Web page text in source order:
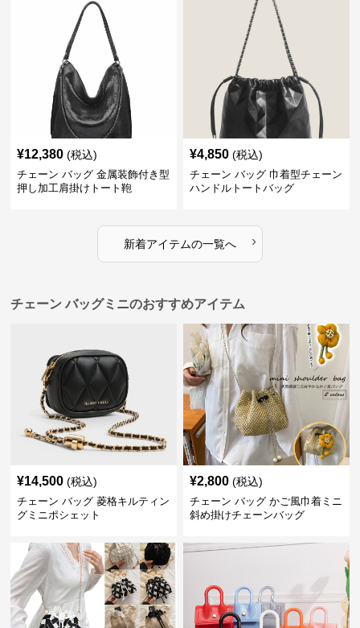
¥12,380 (税込)
チェーン バッグ 金属装飾付き型
押し加工肩掛けトート鞄
¥4,850 (税込)
チェーン バッグ 巾着型チェーン
ハンドルトートバッグ
新着アイテムの一覧へ ›
チェーン バッグミニのおすすめアイテム
¥14,500 (税込)
チェーン バッグ 菱格キルティン
グミニポシェット
¥2,800 (税込)
チェーン バッグ かご風巾着ミニ
斜め掛けチェーンバッグ